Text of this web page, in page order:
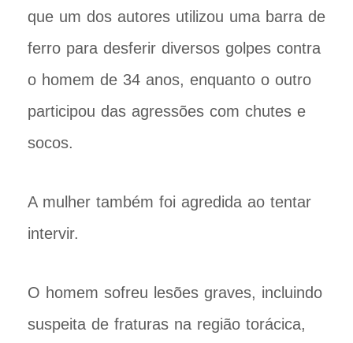
que um dos autores utilizou uma barra de
ferro para desferir diversos golpes contra
o homem de 34 anos, enquanto o outro
participou das agressões com chutes e
socos.
A mulher também foi agredida ao tentar
intervir.
O homem sofreu lesões graves, incluindo
suspeita de fraturas na região torácica,